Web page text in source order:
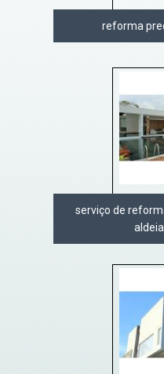
reforma
serviço de